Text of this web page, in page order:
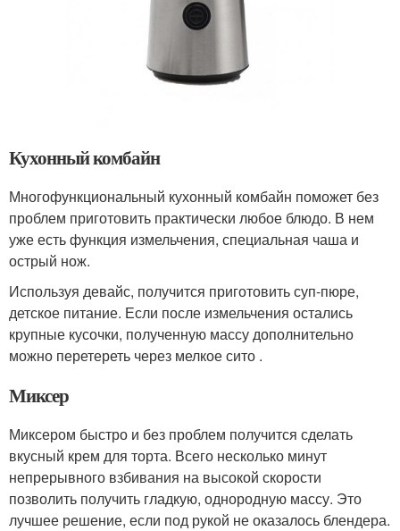
Кухонный комбайн
Многофункциональный кухонный комбайн поможет без
проблем приготовить практически любое блюдо. В нем
уже есть функция измельчения, специальная чаша и
острый нож.
Используя девайс, получится приготовить суп-пюре,
детское питание. Если после измельчения остались
крупные кусочки, полученную массу дополнительно
можно перетереть через мелкое сито .
Миксер
Миксером быстро и без проблем получится сделать
вкусный крем для торта. Всего несколько минут
непрерывного взбивания на высокой скорости
позволить получить гладкую, однородную массу. Это
лучшее решение, если под рукой не оказалось блендера.